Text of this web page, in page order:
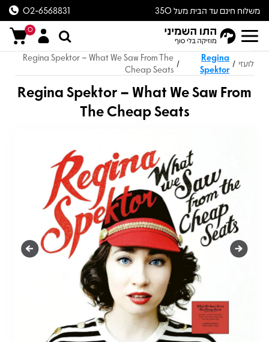
משלוח חינם עד הבית מעל 350
ש״ח
02-6568831
0
לועזי /
Regina
Spektor
/
Regina Spektor – What We Saw From The
Cheap Seats
Regina Spektor – What We Saw From
The Cheap Seats